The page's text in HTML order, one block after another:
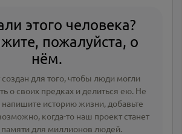
этого человека?
пожалуйста, о
нём.
для того, чтобы люди могли
о своих предках и делиться ею. Не
напишите историю жизни, добавьте
когда-то наш проект станет
памяти для миллионов людей.